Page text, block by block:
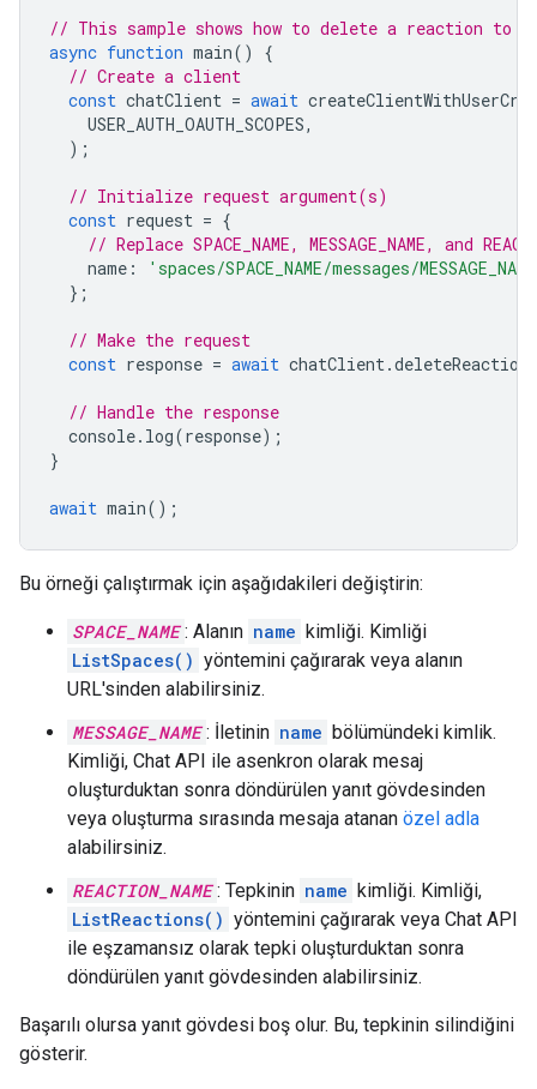
// This sample shows how to delete a reaction to
async function main()
{
// Create a client
const chatClient = await
USER_AUTH_OAUTH_SCOPES,
);
// Initialize request argument(s)
const request = {
// Replace SPACE_NAME, MESSAGE_NAME, and
name :
'spaces/SPACE_NAME/messages/
};
// Make the request
const response = await chatClient.deleteReaction
// Handle the response
console. log(response);
}
await main();
Bu örneği çalıştırmak için aşağıdakileri değiştirin:
SPACE_NAME : Alanın name kimliği. Kimliği
ListSpaces() yöntemini çağırarak veya alanın
URL'sinden alabilirsiniz.
MESSAGE_NAME : İletinin name bölümündeki kimlik.
Kimliği, Chat API ile asenkron olarak mesaj
oluşturduktan sonra döndürülen yanıt gövdesinden
veya oluşturma sırasında mesaja atanan özel adla
alabilirsiniz.
REACTION_NAME : Tepkinin name kimliği. Kimliği,
ListReactions() yöntemini çağırarak veya Chat API
ile eşzamansız olarak tepki oluşturduktan sonra
döndürülen yanıt gövdesinden alabilirsiniz.
Başarılı olursa yanıt gövdesi boş olur. Bu, tepkinin silindiğini
gösterir.